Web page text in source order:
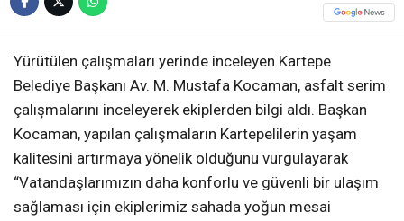
Yürütülen çalışmaları yerinde inceleyen Kartepe
Belediye Başkanı Av. M. Mustafa Kocaman, asfalt serim
çalışmalarını inceleyerek ekiplerden bilgi aldı. Başkan
Kocaman, yapılan çalışmaların Kartepelilerin yaşam
kalitesini artırmaya yönelik olduğunu vurgulayarak
“Vatandaşlarımızın daha konforlu ve güvenli bir ulaşım
sağlaması için ekiplerimiz sahada yoğun mesai